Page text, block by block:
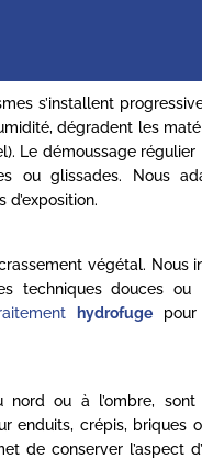
s’installent
dégradent les
Le démoussage
ou glissades. Nous
végétal. Nous
techniques douces
hydrofuge
nord ou à l’ombre,
enduits, crépis, briques
de conserver l’aspect